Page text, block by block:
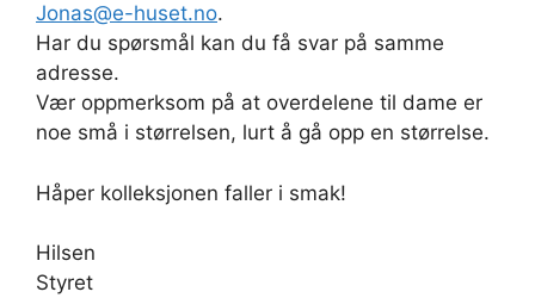
Jonas@e-huset.no.
Har du spørsmål kan du få svar på samme
adresse.
Vær oppmerksom på at overdelene til dame er
noe små i størrelsen, lurt å gå opp en størrelse.
Håper kolleksjonen faller i smak!
Hilsen
Styret